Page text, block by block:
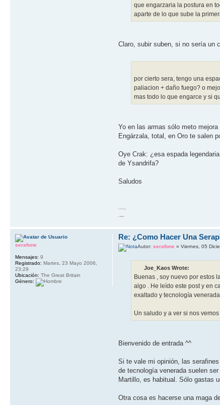
que engarzaria la postura en
aparte de lo que sube la
Claro, subir suben, si no sería un
por cierto sera, tengo una
paliacion + daño fuego? o
mas todo lo que engarce y si
Yo en las armas sólo meto
Engárzala, total, en Oro te salen
Oye Crak: ¿esa espada
de Ysandrifa?
Saludos
Re: ¿Como Hacer Una
Autor:serafone » Viernes, 05
Joe_Kaos Wrote:
Buenas , soy nuevo por estos
algo . He leído este post y en
exaltado y tecnología
Un saludo y a ver si nos
Bienvenido de entrada ^^
Si te vale mi opinión, las
de tecnología venerada suelen
Martillo, es habitual. Sólo gastas
Otra cosa es hacerse una maga
serafone
Mensajes: 9
Registrado: Martes, 23 Mayo 2006,
23:29
Ubicación: The Great Britain
Género: